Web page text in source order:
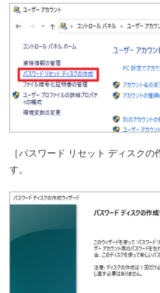
［パスワード リセット ディスクの
す。